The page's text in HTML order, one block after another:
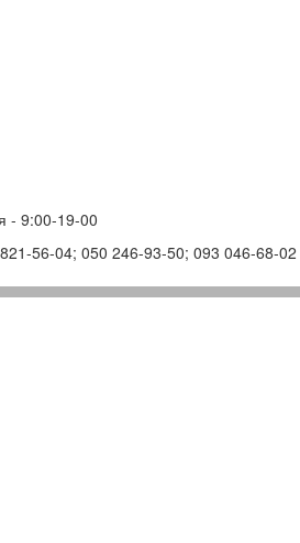
- 9:00-19-00
56-04; 050 246-93-50; 093 046-68-02